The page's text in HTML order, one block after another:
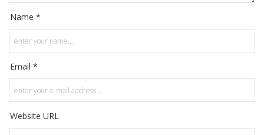
Name *
Email *
Website URL